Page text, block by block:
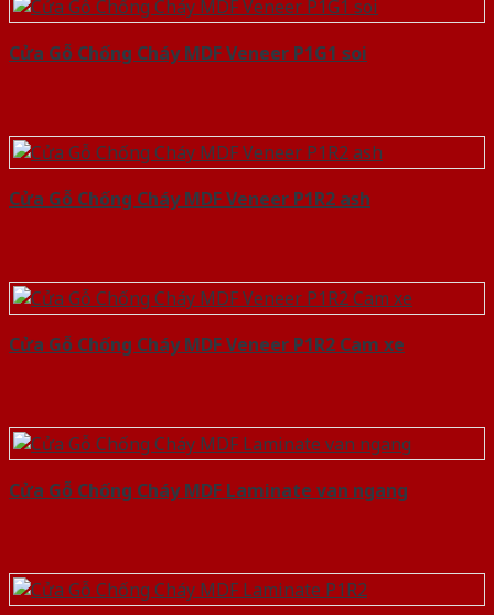
Cửa Gỗ Chống Cháy MDF Veneer P1G1 soi
Cửa Gỗ Chống Cháy MDF Veneer P1R2 ash
Cửa Gỗ Chống Cháy MDF Veneer P1R2 Cam xe
Cửa Gỗ Chống Cháy MDF Laminate van ngang